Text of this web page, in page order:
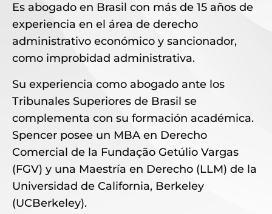
Es abogado en Brasil con más de 15 años de
experiencia en el área de derecho
administrativo económico y sancionador,
como improbidad administrativa.
Su experiencia como abogado ante los
Tribunales Superiores de Brasil se
complementa con su formación académica.
Spencer posee un MBA en Derecho
Comercial de la Fundação Getúlio Vargas
(FGV) y una Maestría en Derecho (LLM) de la
Universidad de California, Berkeley
(UCBerkeley).